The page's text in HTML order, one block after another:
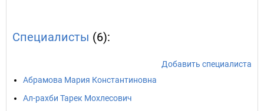
Специалисты (6):
Добавить специалиста
Абрамова Мария Константиновна
Ал-рахби Тарек Мохлесович